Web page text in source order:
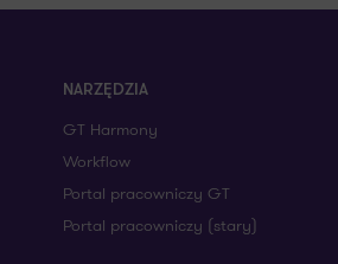
NARZĘDZIA
GT Harmony
Workflow
Portal pracowniczy GT
Portal pracowniczy (stary)